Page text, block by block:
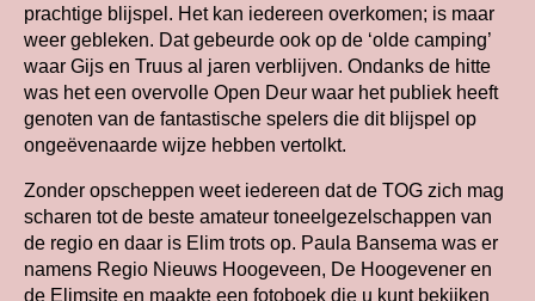
prachtige blijspel. Het kan iedereen overkomen; is maar
weer gebleken. Dat gebeurde ook op de ‘olde camping’
waar Gijs en Truus al jaren verblijven. Ondanks de hitte
was het een overvolle Open Deur waar het publiek heeft
genoten van de fantastische spelers die dit blijspel op
ongeëvenaarde wijze hebben vertolkt.
Zonder opscheppen weet iedereen dat de TOG zich mag
scharen tot de beste amateur toneelgezelschappen van
de regio en daar is Elim trots op. Paula Bansema was er
namens Regio Nieuws Hoogeveen, De Hoogevener en
de Elimsite en maakte een fotoboek die u kunt bekijken